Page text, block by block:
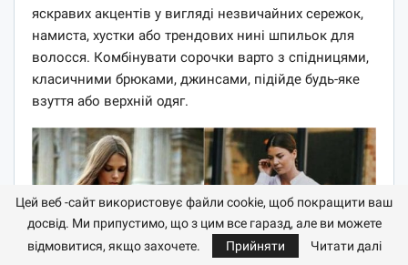
яскравих акцентів у вигляді незвичайних сережок,
намиста, хустки або трендових нині шпильок для
волосся. Комбінувати сорочки варто з спідницями,
класичними брюками, джинсами, підійде будь-яке
взуття або верхній одяг.
Цей веб -сайт використовує файли cookie, щоб покращити ваш
досвід. Ми припустимо, що з цим все гаразд, але ви можете
відмовитися, якщо захочете.
Прийняти Читати далі